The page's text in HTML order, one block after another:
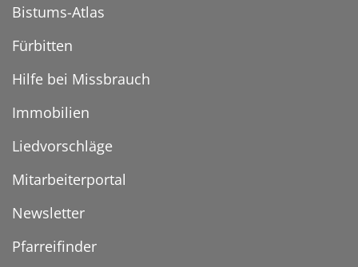
Bistums-Atlas
Fürbitten
Hilfe bei Missbrauch
Immobilien
Liedvorschläge
Mitarbeiterportal
Newsletter
Pfarreifinder